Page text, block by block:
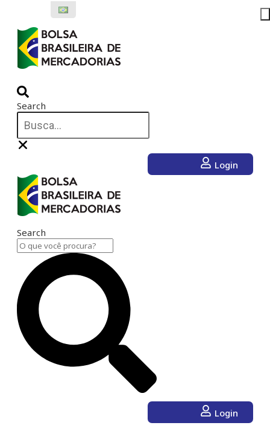
conteúdo
Search
Login
Search
Login